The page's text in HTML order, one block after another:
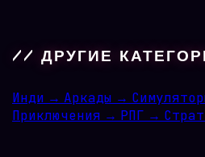
// ДРУГИЕ
Инди → Аркады →
Приключения → РПГ →